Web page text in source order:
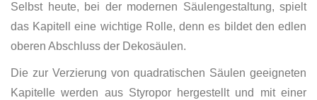
Selbst heute, bei der modernen Säulengestaltung, spielt
das Kapitell eine wichtige Rolle, denn es bildet den edlen
oberen Abschluss der Dekosäulen.
Die zur Verzierung von quadratischen Säulen geeigneten
Kapitelle werden aus Styropor hergestellt und mit einer